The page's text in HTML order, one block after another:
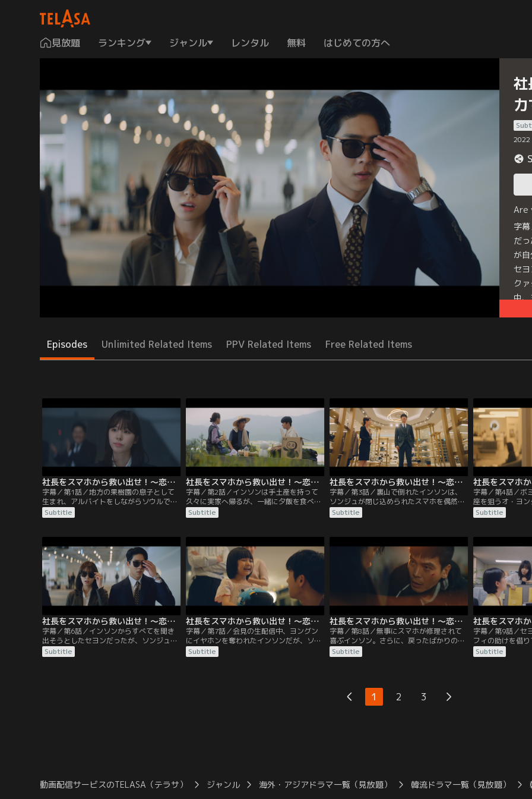
見放題 ランキング ジャンル レンタル 無料 はじめての方へ
社
2022
Are
字
だ
が
セ
ク
中
Episodes Unlimited Related Items PPV Related Items Free Related Items
社長をスマホから救い出せ！～恋の力でロック解除～ 第01話／字幕
字幕／第1話／地方の果樹園の息子として
生まれ、アルバイトをしながらソウルで一
人暮らしをするパク・インソン。役者にな
るという夢を諦めて就職活動中の彼は、韓
面接を受ける。ところが、直前に社長秘書
のチョン・セヨンとぶつかってワイシャツ
にコーヒーがかかってしまう。セヨンに言
われて汚れたワイシャツを脱ぐと…。
Subtitle
社長をスマホから救い出せ！～恋の力でロック解除～ 第02話／字幕
字幕／第2話／インソンは手土産を持って
久々に実家へ帰るが、一緒に夕飯を食べて
いるときに父パク・ジェチュンと将来のこ
とについて言い合いになる。一方、シルバ
が待つキャンプ場に向かう途中で他の車に
道を塞がれ…。そんな中、ジェチュンの小
言から逃げるインソンは、裏山に登って面
接の結果を待っていたが…。
Subtitle
社長をスマホから救い出せ！～恋の力でロック解除～ 第03話／字幕
字幕／第3話／裏山で倒れたインソンは、
ソンジュが閉じ込められたスマホを偶然発
見。何者かに襲撃され、魂だけがスマホの
中に入ったというソンジュの話を半信半疑
億ウォンが本物であることを確認して驚
く。ソンジュと10億ウォンの報酬で契約を
結び、シルバーライニングの新社長を演じ
ることになったインソンは…。
Subtitle
字幕／第4話／ボ
座を狙うオ・ヨ
ライニングの突
オ・ミラン専務
の人柄を信じて
考える。そんな
せるため彼の家
Subtitle
社長をスマホから救い出せ！～恋の力でロック解除～ 第06話／字幕
字幕／第6話／インソンからすべてを聞き
出そうとしたセヨンだったが、ソンジュの
力で逆に非通知で電話をかけてきたのが自
分だとバレてしまう。ソンジュの身に起こ
Subtitle
社長をスマホから救い出せ！～恋の力でロック解除～ 第07話／字幕
字幕／第7話／会見の生配信中、ヨングン
にイヤホンを奪われたインソンだが、ソン
ジュから聞いたエピソードを思い出し、絶
体絶命のピンチを切り抜ける。その後、ミ
Subtitle
社長をスマホから救い出せ！～恋の力でロック解除～ 第08話／字幕
字幕／第8話／無事にスマホが修理されて
喜ぶインソン。さらに、戻ったばかりのソ
ンジュが映像に不審な点を発見して、尾行
していた車の素性を皆で調べることに。し
インソンの両親と出くわして彼の家で夕飯
を食べる。その帰り道、例の車に尾行され
ていることに気づいたインソンたちは…。
Subtitle
字幕／第9話／セ
フィの助けを借
捕らえたインソ
の指示で彼が動
Subtitle
1 2 3
動画配信サービスのTELASA（テラサ） ジャンル 海外・アジアドラマ一覧（見放題） 韓流ドラマ一覧（見放題）